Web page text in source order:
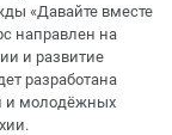
«Давайте вместе
направлен на
и развитие
разработана
и молодёжных